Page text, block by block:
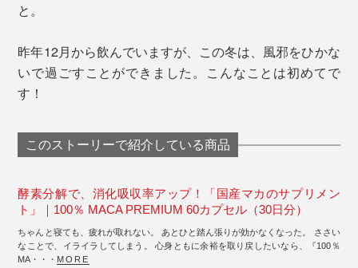
と。
昨年12月から飲んでいますが、この冬は、風邪をひかな
いで過ごすことができました。こんなことは初めてで
す！
このストーリーで紹介している商品
酵素分解で、消化吸収率アップ！「国産マカのサプリメン
ト」｜100％ MACA PREMIUM 60カプセル（30日分）
ちゃんと寝ても、疲れが取れない。 あとひと踏ん張りが効かなくなった。 ささい
なことで、イライラしてしまう。 心身ともに余裕を取り戻したいなら、『100％
MA・・・ MORE